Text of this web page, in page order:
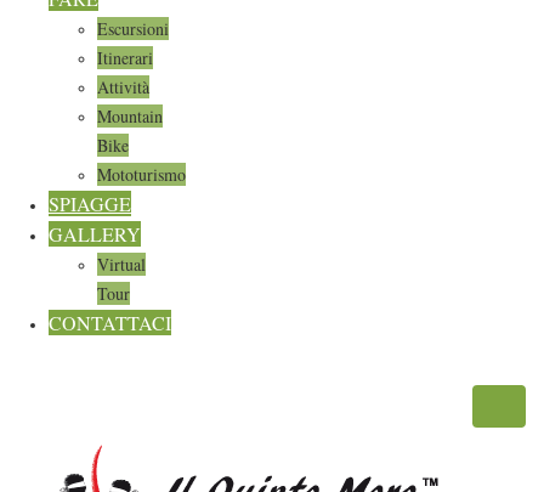
Escursioni
Itinerari
Attività
Mountain
Bike
Mototurismo
SPIAGGE
GALLERY
Virtual
Tour
CONTATTACI